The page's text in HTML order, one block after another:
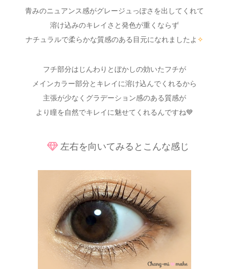
青みのニュアンス感がグレージュっぽさを出してくれて
溶け込みのキレイさと発色が重くならず
ナチュラルで柔らかな質感のある目元になれましたよ ✧
フチ部分はじんわりとぼかしの効いたフチが
メインカラー部分とキレイに溶け込んでくれるから
主張が少なくグラデーション感のある質感が
より瞳を自然でキレイに魅せてくれるんですね💙
左右を向いてみるとこんな感じ